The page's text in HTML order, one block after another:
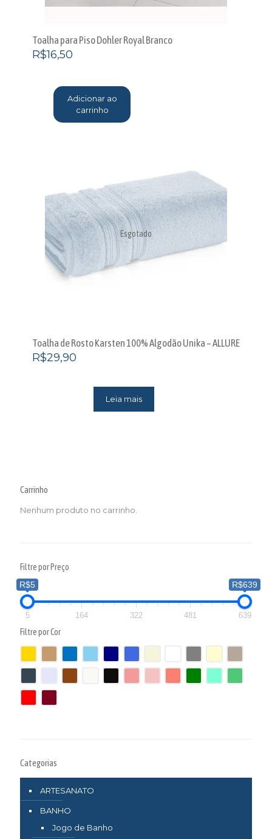
Toalha para Piso Dohler Royal Branco
R$16,50
Adicionar ao
carrinho
Esgotado
Toalha de Rosto Karsten 100% Algodão Unika – ALLURE
R$29,90
Leia mais
Carrinho
Nenhum produto no carrinho.
Filtre por Preço
R$5
R$639
5 164 322 481 639
Filtre por Cor
Categorias
ARTESANATO
BANHO
Jogo de Banho